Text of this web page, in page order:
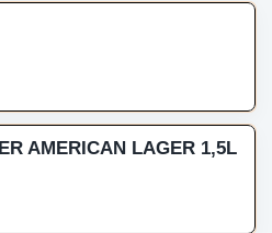
AMERICAN LAGER 1,5L